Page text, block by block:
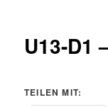
U13-D1
TEILEN MIT: